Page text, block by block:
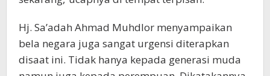
Hj. Sa’adah Ahmad Muhdlor menyampaikan
bela negara juga sangat urgensi diterapkan
disaat ini. Tidak hanya kepada generasi muda